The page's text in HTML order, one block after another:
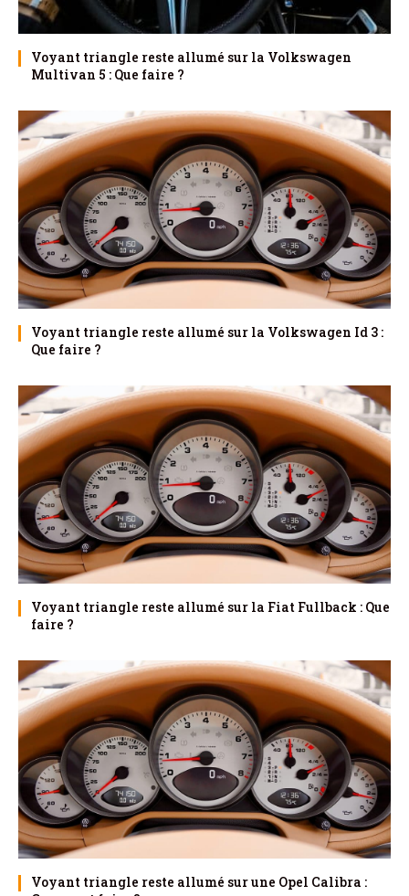
Voyant triangle reste allumé sur la Volkswagen
Multivan 5 : Que faire ?
Voyant triangle reste allumé sur la Volkswagen Id 3 :
Que faire ?
Voyant triangle reste allumé sur la Fiat Fullback : Que
faire ?
Voyant triangle reste allumé sur une Opel Calibra :